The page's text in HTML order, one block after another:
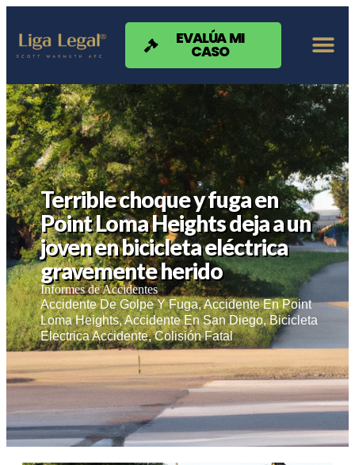
Nota:
sitio
web
sistema
de
accesibilidad.
EVALÚA MI
CASO
Terrible choque y fuga en
Point Loma Heights deja a un
joven en bicicleta eléctrica
gravemente herido
Informes de Accidentes
Accidente De Golpe Y Fuga,Accidente En Point
Loma Heights,Accidente En San Diego,Bicicleta
Electrica Accidente,Colisión Fatal